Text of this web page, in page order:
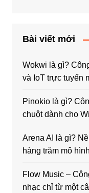
Bài viết mới
Wokwi là gì?
và IoT trực tuyến
Pinokio là gì?
chuột dành cho
Arena AI là gì?
hàng trăm mô
Flow Music –
nhạc chỉ từ một